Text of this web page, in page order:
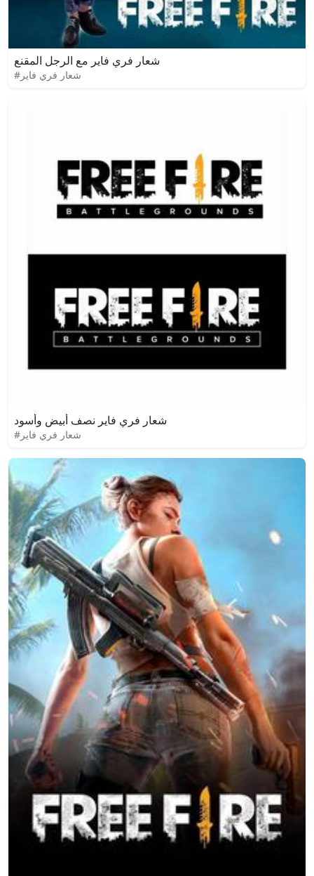
شعار فري فاير مع الرجل المقنع
#شعار فري فاير
شعار فري فاير نصف أبيض وأسود
#شعار فري فاير